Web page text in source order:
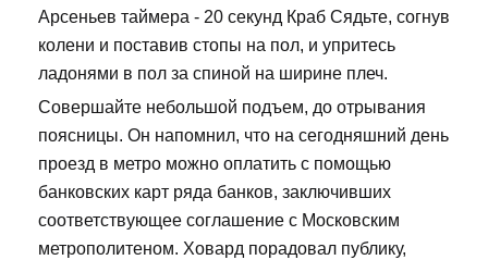
Арсеньев таймера - 20 секунд Краб Сядьте, согнув
колени и поставив стопы на пол, и упритесь
ладонями в пол за спиной на ширине плеч.
Совершайте небольшой подъем, до отрывания
поясницы. Он напомнил, что на сегодняшний день
проезд в метро можно оплатить с помощью
банковских карт ряда банков, заключивших
соответствующее соглашение с Московским
метрополитеном. Ховард порадовал публику,